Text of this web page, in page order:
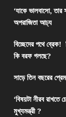
‘যাকে ভালবাসো,
অপরাজিতা আঢ্য
বিচ্ছেদের পথে ব্রেক!
কি বরফ গলছে?
সাড়ে তিন বছরের
‘বিষয়টা নীরব রাখতে
মুখ্যমন্ত্রী ?